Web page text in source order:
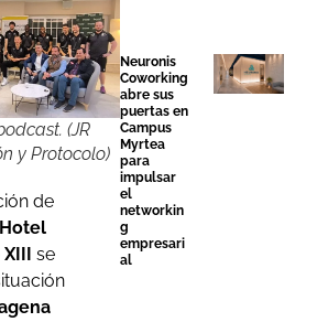
(JR
y Protocolo)
de
se
Neuronis
Coworking
abre sus
puertas en
Campus
Myrtea
para
impulsar
el
networkin
g
empresari
al